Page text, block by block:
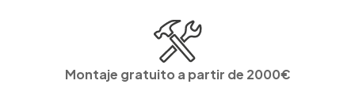
Montaje gratuito a partir de 2000€